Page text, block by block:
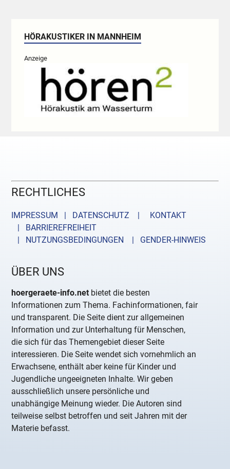
HÖRAKUSTIKER IN MANNHEIM
Anzeige
RECHTLICHES
IMPRESSUM | DATENSCHUTZ |
KONTAKT
| BARRIEREFREIHEIT
| NUTZUNGSBEDINGUNGEN
| GENDER-HINWEIS
ÜBER UNS
hoergeraete-info.net bietet die besten
Informationen zum Thema. Fachinformationen, fair
und transparent. Die Seite dient zur allgemeinen
Information und zur Unterhaltung für Menschen,
die sich für das Themengebiet dieser Seite
interessieren. Die Seite wendet sich vornehmlich an
Erwachsene, enthält aber keine für Kinder und
Jugendliche ungeeigneten Inhalte. Wir geben
ausschließlich unsere persönliche und
unabhängige Meinung wieder. Die Autoren sind
teilweise selbst betroffen und seit Jahren mit der
Materie befasst.